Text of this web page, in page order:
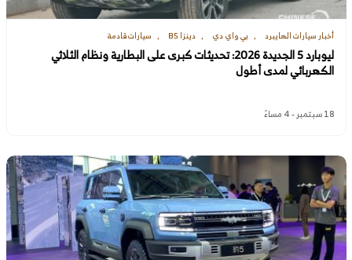
أخبار سيارات الهايبرد بي واي دي دينزا B5 سيارات قادمة
ليوبارد 5 الجديدة 2026: تحديثات كبرى على البطارية ونظام الثلاثي
الكهربائي لمدى أطول
18 سبتمبر - 4 مساءً